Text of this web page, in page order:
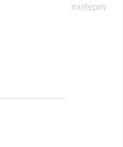
następny